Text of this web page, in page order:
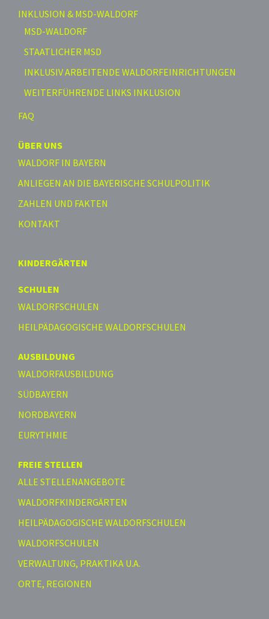
INKLUSION & MSD-WALDORF
MSD-WALDORF
STAATLICHER MSD
INKLUSIV ARBEITENDE WALDORFEINRICHTUNGEN
WEITERFÜHRENDE LINKS INKLUSION
FAQ
ÜBER UNS
WALDORF IN BAYERN
ANLIEGEN AN DIE BAYERISCHE SCHULPOLITIK
ZAHLEN UND FAKTEN
KONTAKT
KINDERGÄRTEN
SCHULEN
WALDORFSCHULEN
HEILPÄDAGOGISCHE WALDORFSCHULEN
AUSBILDUNG
WALDORFAUSBILDUNG
SÜDBAYERN
NORDBAYERN
EURYTHMIE
FREIE STELLEN
ALLE STELLENANGEBOTE
WALDORFKINDERGÄRTEN
HEILPÄDAGOGISCHE WALDORFSCHULEN
WALDORFSCHULEN
VERWALTUNG, PRAKTIKA U.A.
ORTE, REGIONEN